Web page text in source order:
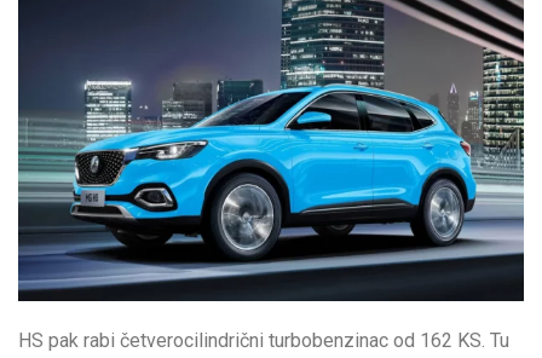
HS pak rabi četverocilindrični turbobenzinac od 162 KS. Tu